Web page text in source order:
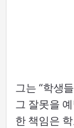
그는 “학생
그 잘못을
한 책임은